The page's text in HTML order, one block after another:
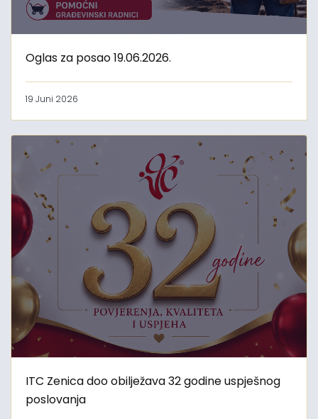
Oglas za posao 19.06.2026.
19 Juni 2026
ITC Zenica doo obilježava 32 godine uspješnog
poslovanja